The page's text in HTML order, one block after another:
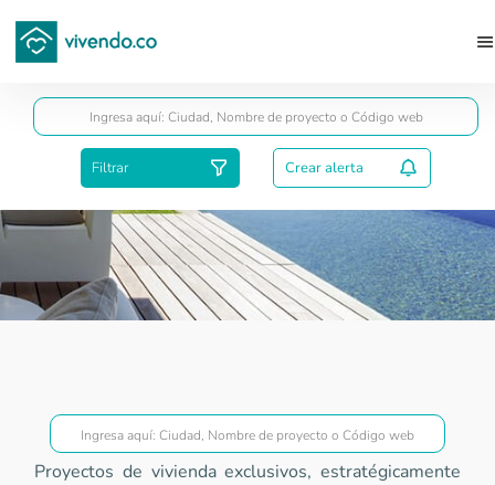
Filtrar Crear alerta
Proyectos Gold
Proyectos de vivienda exclusivos, estratégicamente